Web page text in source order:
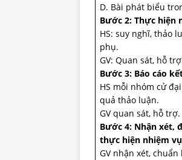
D. Bài phát biểu
Bước 2: Thực hiện
HS: suy nghĩ, thảo
phụ.
GV: Quan sát, hỗ
Bước 3: Báo cáo
HS mỗi nhóm cử
quả thảo luận.
GV quan sát, hỗ
Bước 4: Nhận xét,
thực hiện nhiệm vụ
GV nhận xét,